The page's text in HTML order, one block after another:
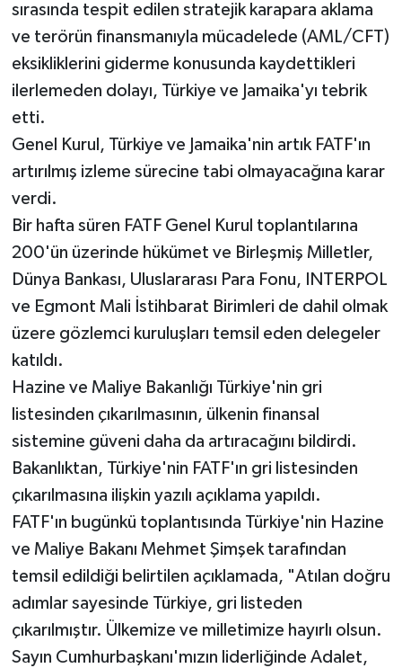
sırasında tespit edilen stratejik karapara aklama
ve terörün finansmanıyla mücadelede (AML/CFT)
eksikliklerini giderme konusunda kaydettikleri
ilerlemeden dolayı, Türkiye ve Jamaika'yı tebrik
etti.
Genel Kurul, Türkiye ve Jamaika'nin artık FATF'ın
artırılmış izleme sürecine tabi olmayacağına karar
verdi.
Bir hafta süren FATF Genel Kurul toplantılarına
200'ün üzerinde hükümet ve Birleşmiş Milletler,
Dünya Bankası, Uluslararası Para Fonu, INTERPOL
ve Egmont Mali İstihbarat Birimleri de dahil olmak
üzere gözlemci kuruluşları temsil eden delegeler
katıldı.
Hazine ve Maliye Bakanlığı Türkiye'nin gri
listesinden çıkarılmasının, ülkenin finansal
sistemine güveni daha da artıracağını bildirdi.
Bakanlıktan, Türkiye'nin FATF'ın gri listesinden
çıkarılmasına ilişkin yazılı açıklama yapıldı.
FATF'ın bugünkü toplantısında Türkiye'nin Hazine
ve Maliye Bakanı Mehmet Şimşek tarafından
temsil edildiği belirtilen açıklamada, "Atılan doğru
adımlar sayesinde Türkiye, gri listeden
çıkarılmıştır. Ülkemize ve milletimize hayırlı olsun.
Sayın Cumhurbaşkanı'mızın liderliğinde Adalet,